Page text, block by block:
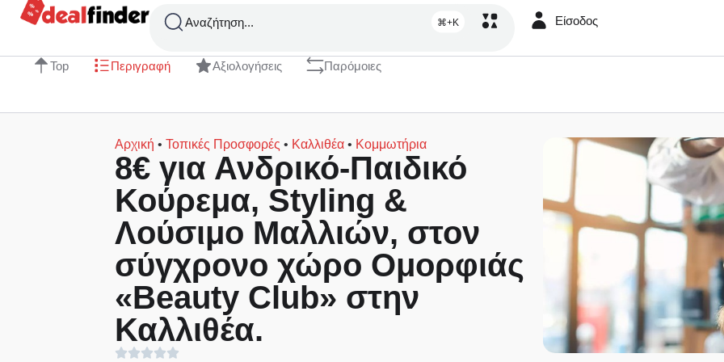
Αναζήτηση... ⌘+K Είσοδος
Top Περιγραφή Αξιολογήσεις Παρόμοιες
Αρχική • Τοπικές Προσφορές • Καλλιθέα • Κομμωτήρια
8€ για Ανδρικό-Παιδικό
Κούρεμα, Styling &
Λούσιμο Μαλλιών, στον
σύγχρονο χώρο Ομορφιάς
«Beauty Club» στην
Καλλιθέα.